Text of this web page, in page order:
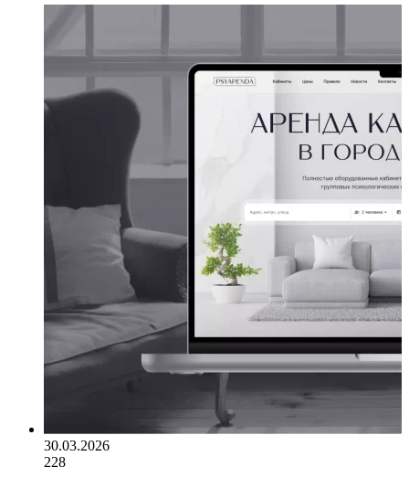
30.03.2026
228